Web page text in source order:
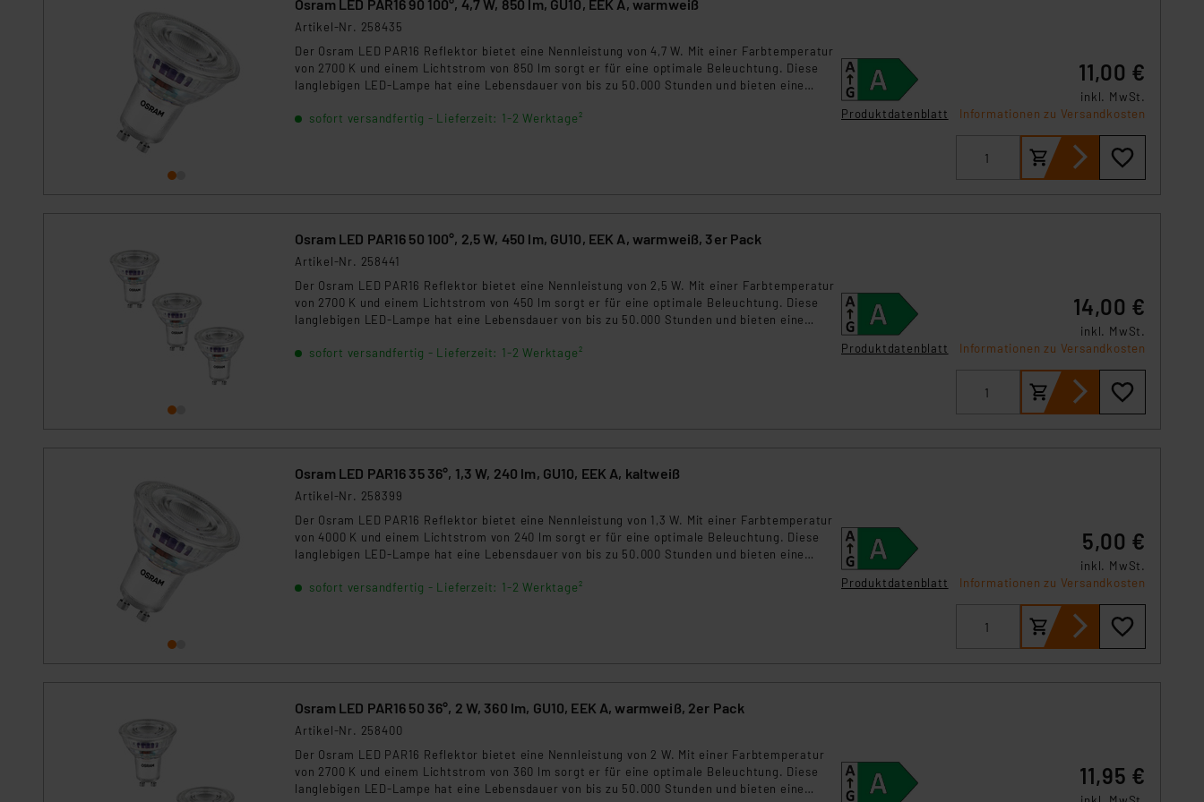
Für die USA besteht kein Angemessenheitsbeschluss der EU. Dies bedeutet, dass die USA als Land mit unzureichendem
Datenschutz nach EU-Standards eingestuft wird. So besteht etwa das Risiko, dass US-Behörden personenbezogene
Daten in Überwachungsprogrammen verarbeiten, ohne dass hiergegen Klagemöglichkeiten für Europäer bestehen.
Unsere Kooperation mit diesen Dienstleistern stützt sich auf die Standarddatenschutzklauseln der Europäischen
Kommission sowie einer eigenen Beurteilung der mit der Datenübermittlung, insbesondere der Art der übermittelten
Daten, verbundenen Risiken.“
Osram LED PAR16 90 100°, 4,7 W, 850 lm, GU10, EEK A, warmweiß
Artikel-Nr. 258435
Der Osram LED PAR16 Reflektor bietet eine Nennleistung von 4,7 W. Mit einer Farbtemperatur
von 2700 K und einem Lichtstrom von 850 lm sorgt er für eine optimale Beleuchtung. Diese
langlebigen LED-Lampe hat eine Lebensdauer von bis zu 50.000 Stunden und bieten eine
sofort versandfertig - Lieferzeit: 1-2 Werktage²
Produktdatenblatt
11,00 €
inkl. MwSt.
Informationen zu Versandkosten
Osram LED PAR16 50 100°, 2,5 W, 450 lm, GU10, EEK A, warmweiß, 3er Pack
Artikel-Nr. 258441
Der Osram LED PAR16 Reflektor bietet eine Nennleistung von 2,5 W. Mit einer Farbtemperatur
von 2700 K und einem Lichtstrom von 450 lm sorgt er für eine optimale Beleuchtung. Diese
langlebigen LED-Lampe hat eine Lebensdauer von bis zu 50.000 Stunden und bieten eine
sofort versandfertig - Lieferzeit: 1-2 Werktage²
Produktdatenblatt
14,00 €
inkl. MwSt.
Informationen zu Versandkosten
Osram LED PAR16 35 36°, 1,3 W, 240 lm, GU10, EEK A, kaltweiß
Artikel-Nr. 258399
Der Osram LED PAR16 Reflektor bietet eine Nennleistung von 1,3 W. Mit einer Farbtemperatur
von 4000 K und einem Lichtstrom von 240 lm sorgt er für eine optimale Beleuchtung. Diese
langlebigen LED-Lampe hat eine Lebensdauer von bis zu 50.000 Stunden und bieten eine
sofort versandfertig - Lieferzeit: 1-2 Werktage²
Produktdatenblatt
5,00 €
inkl. MwSt.
Informationen zu Versandkosten
Osram LED PAR16 50 36°, 2 W, 360 lm, GU10, EEK A, warmweiß, 2er Pack
Artikel-Nr. 258400
Der Osram LED PAR16 Reflektor bietet eine Nennleistung von 2 W. Mit einer Farbtemperatur
von 2700 K und einem Lichtstrom von 360 lm sorgt er für eine optimale Beleuchtung. Diese
langlebigen LED-Lampe hat eine Lebensdauer von bis zu 50.000 Stunden und bieten eine
11,95 €